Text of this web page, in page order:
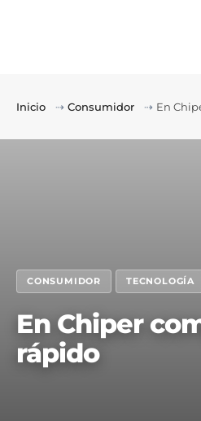
Inicio ⇢ Consumidor ⇢ En
CONSUMIDOR TECNOLOGÍA
En Chiper
rápido